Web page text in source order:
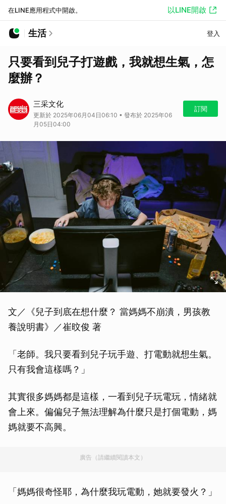
在LINE應用程式中開啟。 以LINE開啟
生活 登入
只要看到兒子打遊戲，我就想生氣，怎
麼辦？
三采文化
更新於 2025年06月04日06:10 • 發布於 2025年06
月05日04:00
訂閱
文／《兒子到底在想什麼？ 當媽媽不崩潰，男孩教
養說明書》／崔旼俊 著
「老師。我只要看到兒子玩手遊、打電動就想生氣。
只有我會這樣嗎？」
其實很多媽媽都是這樣，一看到兒子玩電玩，情緒就
會上來。偏偏兒子無法理解為什麼只是打個電動，媽
媽就要不高興。
廣告（請繼續閱讀本文）
「媽媽很奇怪耶，為什麼我玩電動，她就要發火？」